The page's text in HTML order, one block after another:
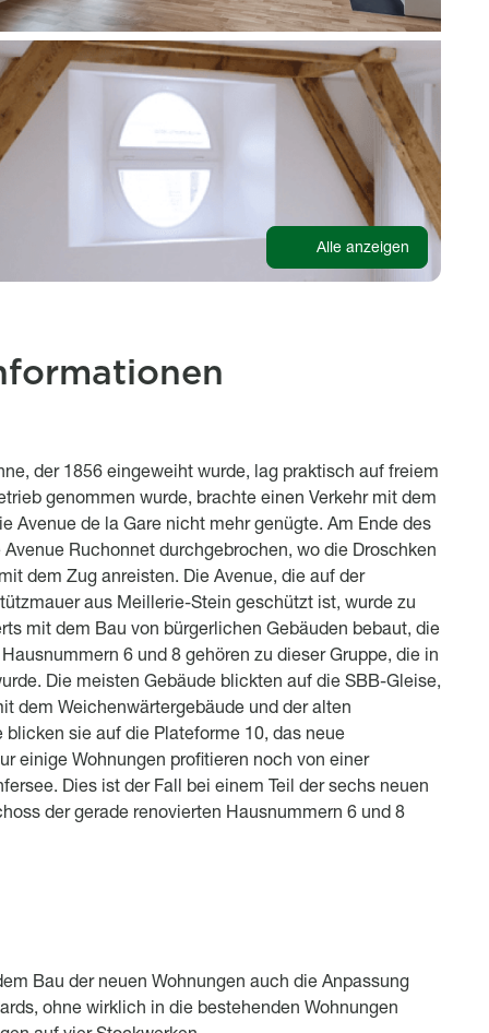
Alle anzeigen
der 1856 eingeweiht wurde, lag praktisch auf freiem
genommen wurde, brachte einen Verkehr mit dem
Avenue de la Gare nicht mehr genügte. Am Ende des
Ruchonnet durchgebrochen, wo die Droschken
dem Zug anreisten. Die Avenue, die auf der
aus Meillerie-Stein geschützt ist, wurde zu
mit dem Bau von bürgerlichen Gebäuden bebaut, die
6 und 8 gehören zu dieser Gruppe, die in
Die meisten Gebäude blickten auf die SBB-Gleise,
dem Weichenwärtergebäude und der alten
blicken sie auf die Plateforme 10, das neue
einige Wohnungen profitieren noch von einer
Dies ist der Fall bei einem Teil der sechs neuen
der gerade renovierten Hausnummern 6 und 8
Bau der neuen Wohnungen auch die Anpassung
ohne wirklich in die bestehenden Wohnungen